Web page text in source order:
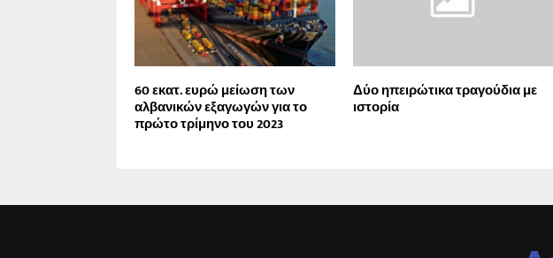
60 εκατ. ευρώ μείωση των
αλβανικών εξαγωγών για το
πρώτο τρίμηνο του 2023
Δύο ηπειρώτικα τραγούδια με
ιστορία